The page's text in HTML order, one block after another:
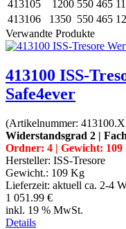
413105
1200 550 465
413106
1350 550 465
Verwandte Produkte
413100 ISS-
Safe4ever
(Artikelnummer:
Widerstandsgrad 2 |
Ordner: 4 | Gewicht: 109
Hersteller: ISS-Tresore
Gewicht.: 109 Kg
Lieferzeit: aktuell ca. 2-4
1 051.99 €
inkl. 19 % MwSt.
Details